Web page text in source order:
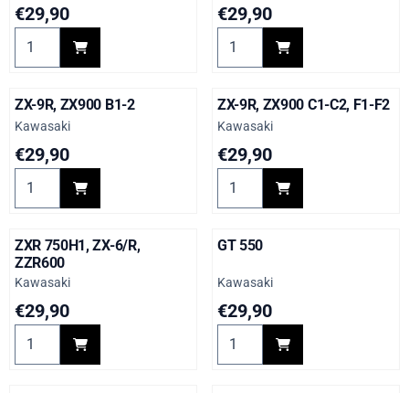
Prijs: 29,90
€29,90
Aantal kiezen voor Z 750B Twin
Prijs: 29,90
€29,90
Aantal kiezen voor ZXR 750
ZX-9R, ZX900 B1-2
Merk:
Kawasaki
Prijs: 29,90
€29,90
Aantal kiezen voor ZX-9R, ZX900 B1-2
ZX-9R, ZX900 C1-C2, F1-F2
Merk:
Kawasaki
Prijs: 29,90
€29,90
Aantal kiezen voor ZX-9R,
ZXR 750H1, ZX-6/R,
ZZR600
Merk:
Kawasaki
Prijs: 29,90
€29,90
GT 550
Merk:
Kawasaki
Prijs: 29,90
€29,90